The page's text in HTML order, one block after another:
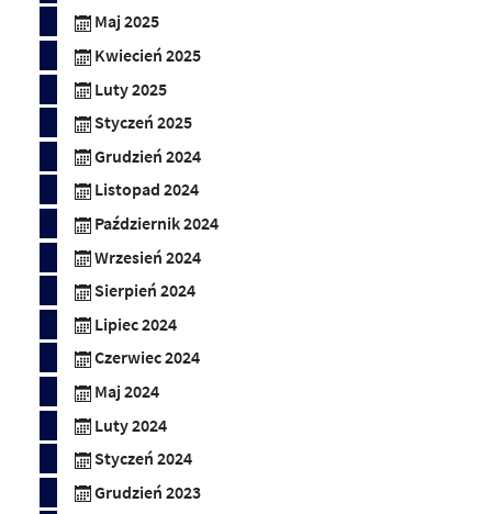
Maj 2025
Kwiecień 2025
Luty 2025
Styczeń 2025
Grudzień 2024
Listopad 2024
Październik 2024
Wrzesień 2024
Sierpień 2024
Lipiec 2024
Czerwiec 2024
Maj 2024
Luty 2024
Styczeń 2024
Grudzień 2023